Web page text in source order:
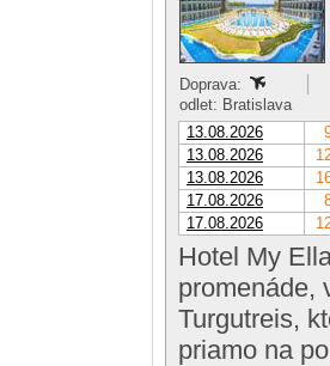
Doprava:
odlet: Bratislava
13.08.2026
13.08.2026
13.08.2026
17.08.2026
17.08.2026
Hotel My
promenáde,
Turgutreis,
priamo na